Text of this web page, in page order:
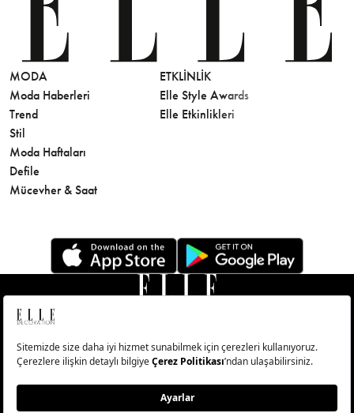
MODA
Moda Haberleri
Trend
Stil
Moda Haftaları
Defile
Mücevher & Saat
ETKLINLIK
Elle Style Awards
Elle Etkinlikleri
© Big Medya Teknoloji A.Ş. Altunizade Mahallesi Kuşbakışı
Caddesi No:27/1 Üsküdar/İstanbul